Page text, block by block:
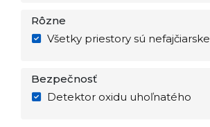
Rôzne
Všetky priestory sú nefajčiarske
Bezpečnosť
Detektor oxidu uhoľnatého